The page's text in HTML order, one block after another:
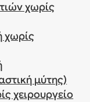
χωρίς
χωρίς
μύτης)
χειρουργείο